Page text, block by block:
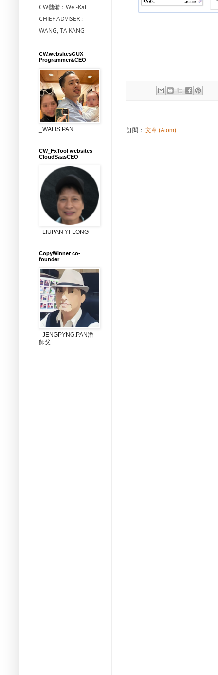
訂閱： 文章 (Atom)
CW儲備：Wei-Kai
CHIEF ADVISER :
WANG, TA KANG
CW.websitesGUX
Programmer&CEO
_WALIS PAN
CW_FxTool websites
CloudSaasCEO
_LIUPAN YI-LONG
CopyWinner co-
founder
_JENGPYNG.PAN潘
師父